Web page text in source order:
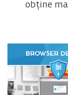
obține